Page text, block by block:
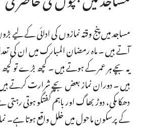
مساجد میں پنج وقتہ نمازوں کی ادائی کے لیے
آتے ہیں ۔ ماہ رمضان المبارک میں ان کی
یہ بچے ہر عمر کے ہوتے ہیں ۔ کچھ بڑے تو
ہیں ۔ دوران نماز بعض بچے شرارت کرتے
دھکا مکی، دوڑ بھاگ اور باہم گفتگو ہوتی
کے پرسکون ماحول میں خلل واقع ہوتا ہے۔